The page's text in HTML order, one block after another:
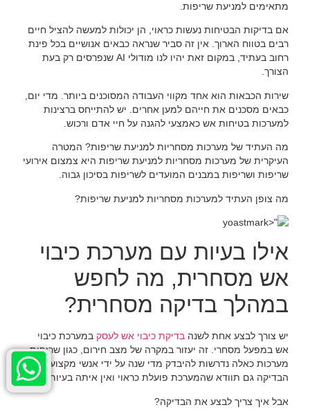
מתאימים למניעת שריפות.
אם בדיקות הבטיחות נעשות כראוי, הן יכולות למעשה להציל חיים
רבים בטווח הארוך. אין זה סביר שנראה כבאים אנושיים בכל פינת
רחוב בעתיד, במקום זאת יהיו לנו מודולי AI שנפרסים רק בעת
הצורך.
שירות הכבאות הוא אחד מקווי העבודה המסוכנים ביותר. מדי יום,
כבאים מסכנים את חייהם למען אחרים. יש להתייחס ברצינות
למערכות בטיחות אש כאמצעי להגנה על חיי אדם ורכוש.
מה העתיד של מערכות מסחריות למניעת שריפות? המטרה
העיקרית של מערכות מסחריות למניעת שריפות היא צמצום אירועי
שריפות ושריפות במבנים המועדים לשריפות בסיכון גבוה.
מה צופן העתיד למערכות מסחריות למניעת שריפות?
אילו בעיות עם מערכת כיבוי
אש מסחרית, מה לחפש
במהלך בדיקה מסחרית?
יש צורך לבצע אחת לשנהבדיקת כיבוי אש לעסק במערכת כיבוי
אש במפעל מסחרי. זה יעזור במקרה של מצב חירום, כגון שריפות.
מערכות כאלה נדרשות להיבדק מדי שנה על ידי אנשי מקצוע.
הבדיקה גם תוודא שהמערכת פועלת כראוי ואין איתה בעיות.
אבל איך צריך לבצע את הבדיקה?